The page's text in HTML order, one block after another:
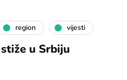
region vijesti
u Srbiju